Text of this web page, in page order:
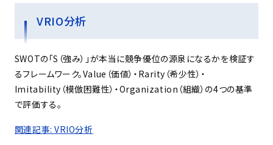
VRIO分析
SWOTの「S（強み）」が本当に競争優位の源泉になるかを検証す
るフレームワーク。Value（価値）・Rarity（希少性）・
Imitability（模倣困難性）・Organization（組織）の4つの基準
で評価する。
関連記事: VRIO分析